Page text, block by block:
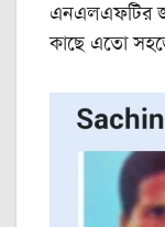
এনএলএফটির
কাছে এতো